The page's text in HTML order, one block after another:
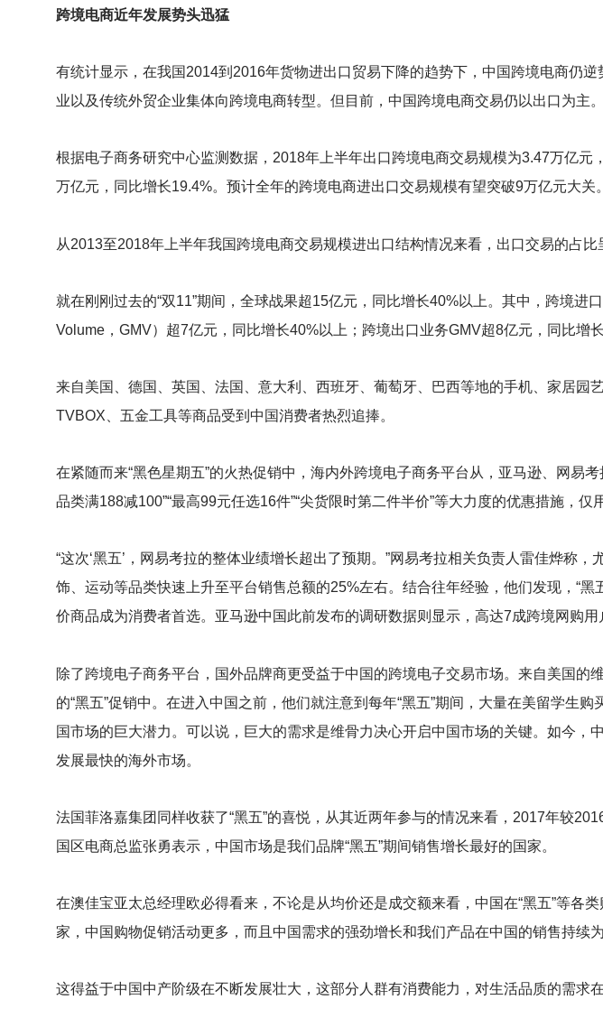
跨境电商近年发展势头迅猛
有统计显示，在我国2014到2016年货物进出口贸易下降的趋势下，中国跨境电商仍
业以及传统外贸企业集体向跨境电商转型。但目前，中国跨境电商交易仍以出口为主。
根据电子商务研究中心监测数据，2018年上半年出口跨境电商交易规模为3.47万亿元
万亿元，同比增长19.4%。预计全年的跨境电商进出口交易规模有望突破9万亿元大关。
从2013至2018年上半年我国跨境电商交易规模进出口结构情况来看，出口交易的占比
就在刚刚过去的“双11”期间，全球战果超15亿元，同比增长40%以上。其中，跨境进
Volume，GMV）超7亿元，同比增长40%以上；跨境出口业务GMV超8亿元，同比增长
来自美国、德国、英国、法国、意大利、西班牙、葡萄牙、巴西等地的手机、家居园
TVBOX、五金工具等商品受到中国消费者热烈追捧。
在紧随而来“黑色星期五”的火热促销中，海内外跨境电子商务平台从，亚马逊、网易
品类满188减100”“最高99元任选16件”“尖货限时第二件半价”等大力度的优惠措施，仅
“这次‘黑五’，网易考拉的整体业绩增长超出了预期。”网易考拉相关负责人雷佳烨称
饰、运动等品类快速上升至平台销售总额的25%左右。结合往年经验，他们发现，“
价商品成为消费者首选。亚马逊中国此前发布的调研数据则显示，高达7成跨境网购用
除了跨境电子商务平台，国外品牌商更受益于中国的跨境电子交易市场。来自美国的
的“黑五”促销中。在进入中国之前，他们就注意到每年“黑五”期间，大量在美留学生
国市场的巨大潜力。可以说，巨大的需求是维骨力决心开启中国市场的关键。如今，
发展最快的海外市场。
法国菲洛嘉集团同样收获了“黑五”的喜悦，从其近两年参与的情况来看，2017年较
国区电商总监张勇表示，中国市场是我们品牌“黑五”期间销售增长最好的国家。
在澳佳宝亚太总经理欧必得看来，不论是从均价还是成交额来看，中国在“黑五”等各
家，中国购物促销活动更多，而且中国需求的强劲增长和我们产品在中国的销售持续为
这得益于中国中产阶级在不断发展壮大，这部分人群有消费能力，对生活品质的需求